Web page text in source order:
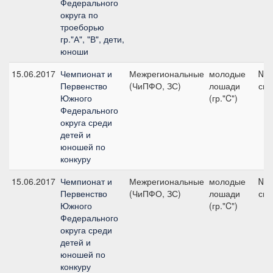
Федерального
округа по
троеборью
гр."А", "В", дети,
юноши
15.06.2017 Чемпионат и
Первенство
Южного
Федерального
округа среди
детей и
юношей по
конкуру
Межрегиональные
(ЧиПФО, ЗС)
молодые
лошади
(гр."C")
см
15.06.2017 Чемпионат и
Первенство
Южного
Федерального
округа среди
детей и
юношей по
конкуру
Межрегиональные
(ЧиПФО, ЗС)
молодые
лошади
(гр."C")
см